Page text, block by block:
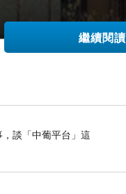
繼續閱讀
談「中葡平台」這